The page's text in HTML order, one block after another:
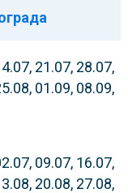
21.07, 28.07,
01.09, 08.09,
09.07, 16.07,
20.08, 27.08,